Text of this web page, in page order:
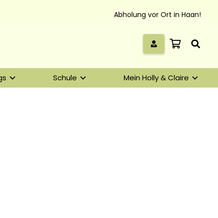
Abholung vor Ort in Haan!
Schule Mein Holly & Claire